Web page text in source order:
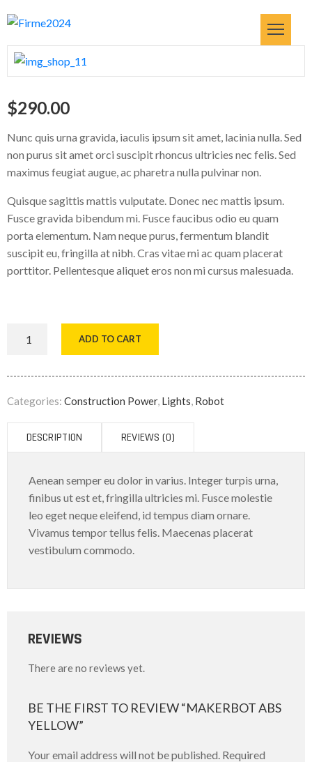
$290.00
Nunc quis urna gravida, iaculis ipsum sit amet, lacinia nulla. Sed
non purus sit amet orci suscipit rhoncus ultricies nec felis. Sed
maximus feugiat augue, ac pharetra nulla pulvinar non.
Quisque sagittis mattis vulputate. Donec nec mattis ipsum.
Fusce gravida bibendum mi. Fusce faucibus odio eu quam
porta elementum. Nam neque purus, fermentum blandit
suscipit eu, fringilla at nibh. Cras vitae mi ac quam placerat
porttitor. Pellentesque aliquet eros non mi cursus malesuada.
ADD TO CART
Categories: Construction Power, Lights, Robot
DESCRIPTION REVIEWS (0)
Aenean semper eu dolor in varius. Integer turpis urna,
finibus ut est et, fringilla ultricies mi. Fusce molestie
leo eget neque eleifend, id tempus diam ornare.
Vivamus tempor tellus felis. Maecenas placerat
vestibulum commodo.
REVIEWS
There are no reviews yet.
BE THE FIRST TO REVIEW “MAKERBOT ABS
YELLOW”
Your email address will not be published. Required